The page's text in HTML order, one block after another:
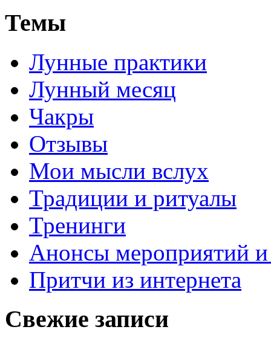
Темы
Лунные практики
Лунный месяц
Чакры
Отзывы
Мои мысли вслух
Традиции и ритуалы
Тренинги
Анонсы мероприятий и
Притчи из интернета
Свежие записи